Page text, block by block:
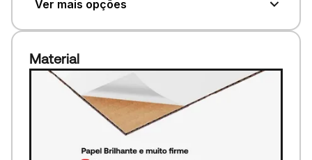
Ver mais opções
Material